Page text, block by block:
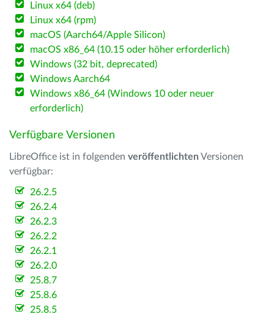
Linux x64 (deb)
Linux x64 (rpm)
macOS (Aarch64/Apple Silicon)
macOS x86_64 (10.15 oder höher erforderlich)
Windows (32 bit, deprecated)
Windows Aarch64
Windows x86_64 (Windows 10 oder neuer
erforderlich)
Verfügbare Versionen
LibreOffice ist in folgenden veröffentlichten Versionen
verfügbar:
26.2.5
26.2.4
26.2.3
26.2.2
26.2.1
26.2.0
25.8.7
25.8.6
25.8.5